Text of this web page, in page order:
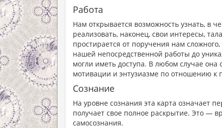
Работа
Нам открывается возможность узнать, в
реализовать, наконец, свои интересы,
простирается от поручения нам
нашей непосредственной работы до
могли иметь доступа. В любом случае
мотивации и энтузиазме по отношению к
Сознание
На уровне сознания эта карта означает
получает свое полное раскрытие. Это —
самосознания.